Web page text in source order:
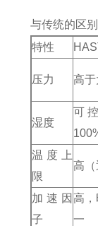
与传统的区
特性
压力 高
湿度
可
温度上
限
高
加速因
子
高
一